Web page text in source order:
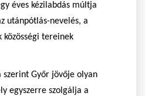
éves kézilabdás múltja
utánpótlás-nevelés, a
tereinek
szerint Győr jövője olyan
egyszerre szolgálja a